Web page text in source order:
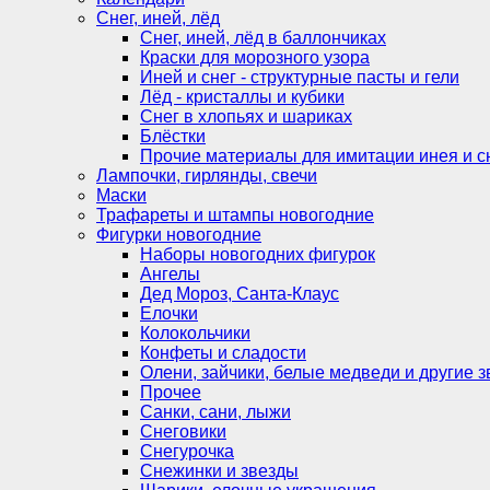
Снег, иней, лёд
Снег, иней, лёд в баллончиках
Краски для морозного узора
Иней и снег - структурные пасты и гели
Лёд - кристаллы и кубики
Снег в хлопьях и шариках
Блёстки
Прочие материалы для имитации инея и
Лампочки, гирлянды, свечи
Маски
Трафареты и штампы новогодние
Фигурки новогодние
Наборы новогодних фигурок
Ангелы
Дед Мороз, Санта-Клаус
Елочки
Колокольчики
Конфеты и сладости
Олени, зайчики, белые медведи и другие
Прочее
Санки, сани, лыжи
Снеговики
Снегурочка
Снежинки и звезды